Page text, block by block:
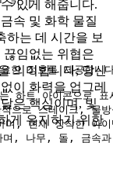
있게 해줍니다.
속 및 화학 물질
하는 데 시간을 보
임없는 위협은
의미합니다; 당신
이 화력을 업그레
은 핵심이며, 빛
게 유지하기 위한
키 |
정보를 제공합니
트 아이콘으로 표
스테이크, 물방
현재 장착한 아이
나무, 돌, 금속과